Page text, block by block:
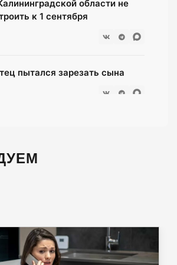
области не
к 1 сентября
пытался зарезать сына
окрестности
тухлой